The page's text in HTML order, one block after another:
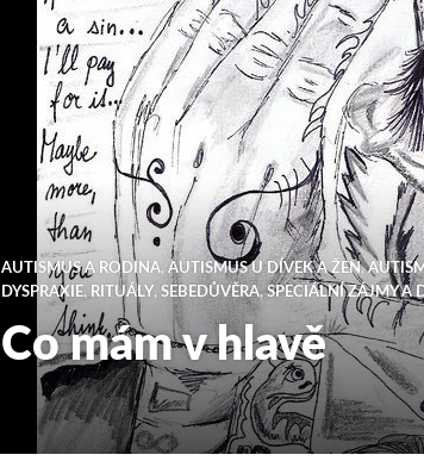
AUTISMUS A RODINA, AUTISMUS U DÍVEK A ŽEN,
DYSPRAXIE, RITUÁLY, SEBEDŮVĚRA,SPECIÁLNÍ ZÁJMY A
Co mám v hlavě